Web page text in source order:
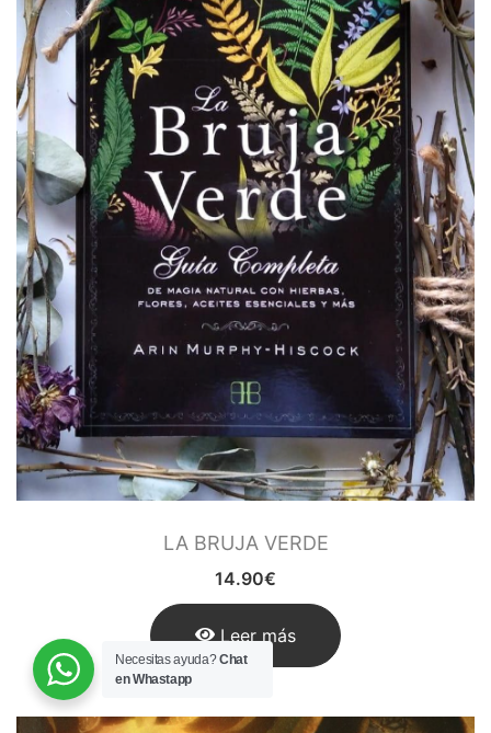
LA BRUJA VERDE
14.90€
Leer más
Necesitas ayuda?Chat
en Whastapp